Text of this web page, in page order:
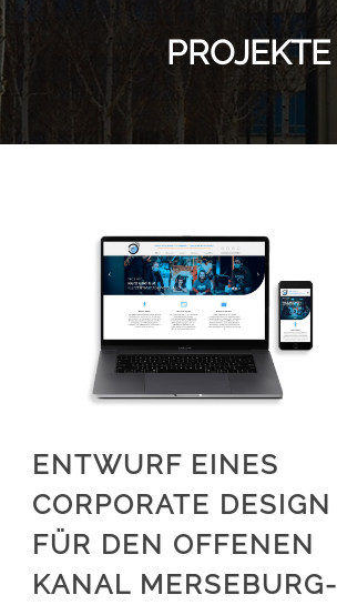
PROJEKTE
ENTWURF EINES
CORPORATE DESIGN
FÜR DEN OFFENEN
KANAL MERSEBURG-